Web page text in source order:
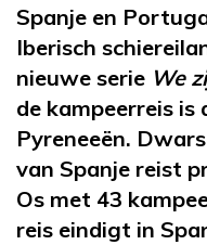
Spanje en
Iberisch
nieuwe serie We
de kampeerreis is
Pyreneeën.
van Spanje reist
Os met 43
reis eindigt in